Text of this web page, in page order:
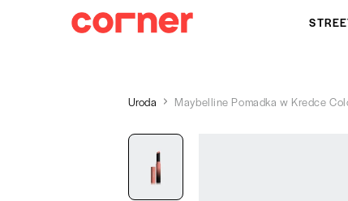
Uroda Maybelline Pomadka w Kredce